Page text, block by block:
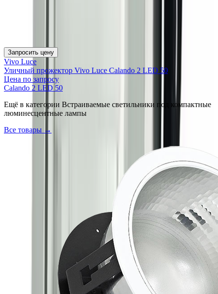
Запросить цену
Vivo Luce
Уличный прожектор Vivo Luce Calando 2 LED 50
Цена по запросу
Calando 2 LED 50
Ещё в категории Встраиваемые светильники под компактные
люминесцентные лампы
Все товары →